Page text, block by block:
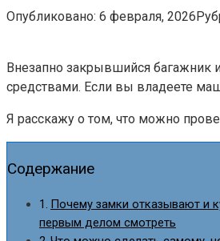
Опубликовано: 6 февраля, 2026
Внезапно закрывшийся багажник
средствами. Если вы владеете
Я расскажу о том, что можно
Содержание
Почему замки отказывают и
первым делом смотреть